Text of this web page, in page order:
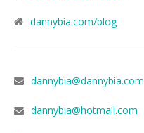
dannybia.com/blog
dannybia@dannybia.com
dannybia@hotmail.com